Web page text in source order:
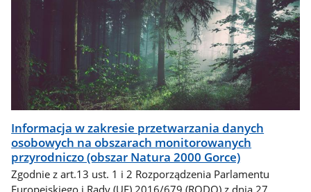
Informacja w zakresie przetwarzania danych
osobowych na obszarach monitorowanych
przyrodniczo (obszar Natura 2000 Gorce)
Zgodnie z art.13 ust. 1 i 2 Rozporządzenia Parlamentu